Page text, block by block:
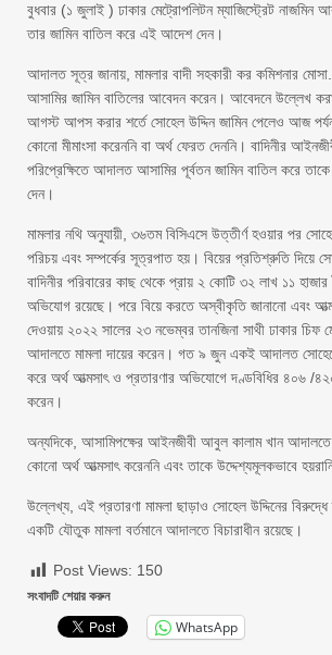
বুধবার (১ জুলাই ) ঢাকার মেট্রোপলিটন ম্যাজিস্ট্রেট নাজমিন
তার জামিন বাতিল করে এই আদেশ দেন।
আদালত সূত্র জানায়, মামলার বাদী সহকারী কর কমিশনার
আসামির জামিন বাতিলের আবেদন করেন। আবেদনে উল্লেখ
আগস্ট আপস করার শর্তে সোহেল উদ্দিন জামিন পেলেও আজ
কোনো মীমাংসা করেননি বা অর্থ ফেরত দেননি। বাদিনীর
পরিপ্রেক্ষিতে আদালত আসামির পূর্বতন জামিন বাতিল করে তাকে
দেন।
মামলার নথি অনুযায়ী, ৩৬তম বিসিএসে উত্তীর্ণ হওয়ার পর
পরিচয় এবং সম্পর্কের সূত্রপাত হয়। বিয়ের প্রতিশ্রুতি দিয়ে
বাদিনীর পরিবারের কাছ থেকে প্রায় ২ কোটি ৩২ লাখ ১১ হাজার
অভিযোগ রয়েছে। পরে বিয়ে করতে অস্বীকৃতি জানানো এবং
দেওয়ায় ২০২২ সালের ২৩ নভেম্বর তানজিনা সাথী ঢাকার চিফ
আদালতে মামলা দায়ের করেন। গত ৯ জুন একই আদালত
করে অর্থ আত্মসাৎ ও প্রতারণার অভিযোগে দণ্ডবিধির ৪০৬ /
করেন।
অন্যদিকে, আসামিপক্ষের আইনজীবী আবুল কালাম খান আদালতে
কোনো অর্থ আত্মসাৎ করেননি এবং তাকে উদ্দেশ্যমূলকভাবে
উল্লেখ্য, এই প্রতারণা মামলা ছাড়াও সোহেল উদ্দিনের বিরুদ্ধে
একটি যৌতুক মামলা বর্তমানে আদালতে বিচারাধীন রয়েছে।
Post Views: 150
সংবাদটি শেয়ার করুন
WhatsApp